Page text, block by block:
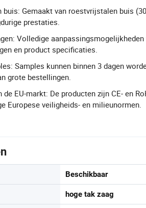
Gemaakt van roestvrijstalen buis
prestaties.
Volledige
en product specificaties.
Samples kunnen binnen 3 dagen
grote bestellingen.
EU-markt: De producten zijn CE- en
Europese veiligheids- en milieunormen.
Beschikbaar
hoge tak zaag